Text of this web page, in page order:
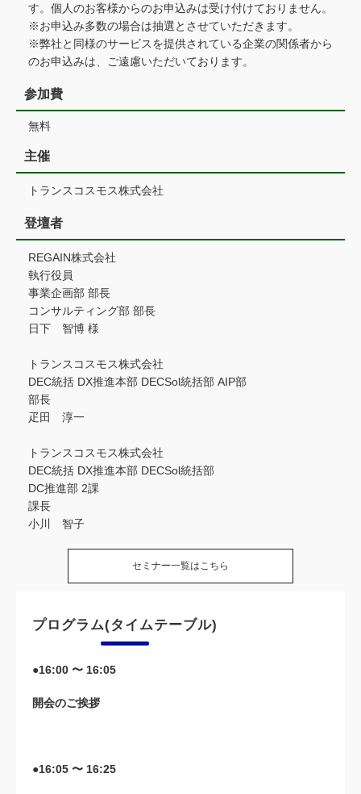
す。個人のお客様からのお申込みは受け付けておりません。
※お申込み多数の場合は抽選とさせていただきます。
※弊社と同様のサービスを提供されている企業の関係者から
のお申込みは、ご遠慮いただいております。
参加費
無料
主催
トランスコスモス株式会社
登壇者
REGAIN株式会社
執行役員
事業企画部 部長
コンサルティング部 部長
日下 智博 様
トランスコスモス株式会社
DEC統括 DX推進本部 DECSol統括部 AIP部
部長
疋田 淳一
トランスコスモス株式会社
DEC統括 DX推進本部 DECSol統括部
DC推進部 2課
課長
小川 智子
セミナー一覧はこちら
プログラム(タイムテーブル)
●16:00 〜 16:05
開会のご挨拶
●16:05 〜 16:25